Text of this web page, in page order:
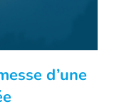
d’une